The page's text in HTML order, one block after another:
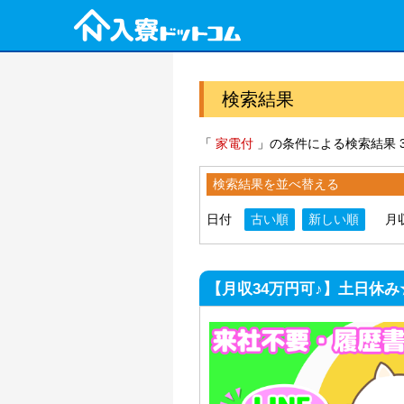
検索結果
「 家電付 」の条件による検索結果
検索結果を並べ替える
日付 古い順 新しい順
【月収34万円可♪】土日休